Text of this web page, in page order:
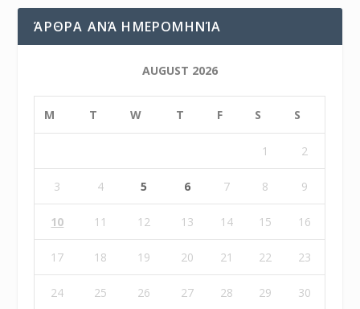
ΆΡΘΡΑ ΑΝΆ ΗΜΕΡΟΜΗΝΊΑ
AUGUST 2026
M T W T F S S
1 2
3 4 5 6 7 8 9
10 11 12 13 14 15 16
17 18 19 20 21 22 23
24 25 26 27 28 29 30